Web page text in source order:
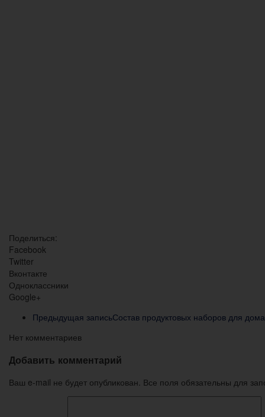
Поделиться:
Facebook
Twitter
Вконтакте
Одноклассники
Google+
Предыдущая записьСостав продуктовых наборов для дома
Нет комментариев
Добавить комментарий
Ваш e-mail не будет опубликован. Все поля обязательны для